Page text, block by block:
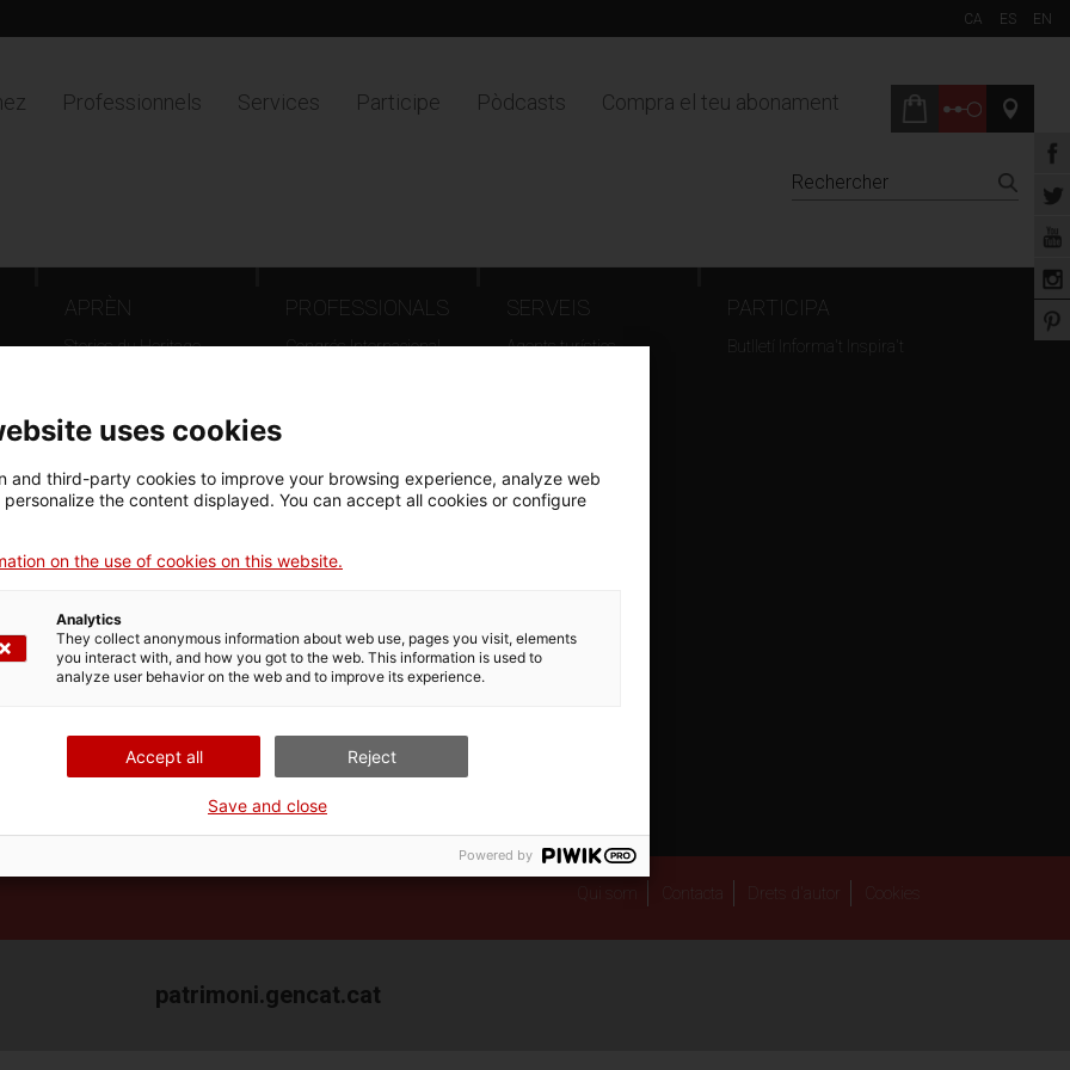
CA ES EN
Professionnels Services Participe Pòdcasts Compra el teu abonament
APRÈN
Stories du Heritage
PROFESSIONALS
Congrés Internacional
Jornada Patrimoni Digital
SERVEIS
Agents turístics
PARTICIPA
Butlletí Informa't Inspira't
Qui som Contacta Drets d'autor
patrimoni.gencat.cat
uses cookies
and third-party cookies to improve your browsing experience, analyze web
the content displayed. You can accept all cookies or configure
on the use of cookies on this website.
Analytics
They collect anonymous information about web use, pages you visit, elements
you interact with, and how you got to the web. This information is used to
analyze user behavior on the web and to improve its experience.
Accept all Reject
Save and close
Powered by